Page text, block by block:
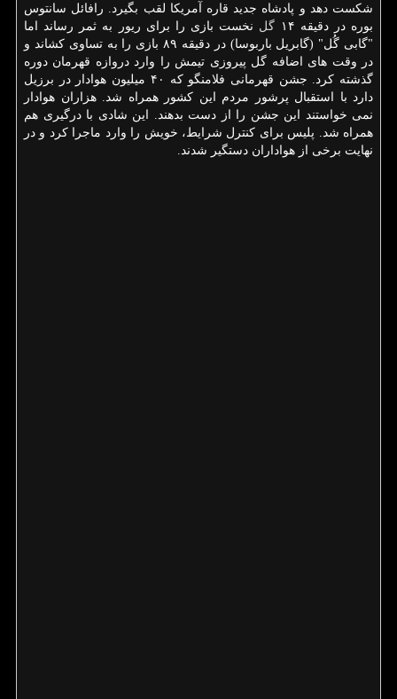
شكست دهد و پادشاه جدید قاره آمریكا لقب بگیرد. رافائل سانتوس
بوره در دقیقه ۱۴
گل نخست بازی را برای ریور به ثمر رساند اما
"گابی گُل" (گابریل باربوسا) در دقیقه ۸۹ بازی را به تساوی كشاند و
در وقت های اضافه گل پیروزی تیمش را وارد دروازه قهرمان دوره
گذشته كرد. جشن قهرمانی فلامنگو كه ۴۰ میلیون هوادار در برزیل
دارد با استقبال پرشور مردم این كشور همراه شد. هزاران هوادار
نمی خواستند این جشن را از دست بدهند. این شادی با درگیری هم
همراه شد. پلیس برای كنترل شرایط، خویش را وارد ماجرا كرد و در
نهایت برخی از هواداران دستگیر شدند.